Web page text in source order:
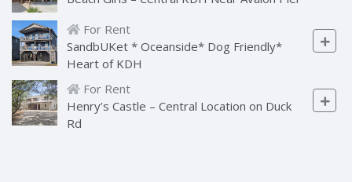
For Rent
SandbUKet * Oceanside* Dog Friendly*
Heart of KDH
For Rent
Henry’s Castle – Central Location on Duck
Rd